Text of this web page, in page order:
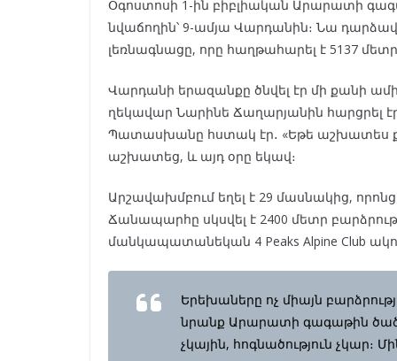
Օգոստոսի 1-ին բիբլիական Արարատի
նվաճողին՝ 9-ամյա Վարդանին։ Նա
լեռնագնացը, որը հաղթահարել է 5137 մետր
Վարդանի երազանքը ծնվել էր մի քանի
ղեկավար Նարինե Ճաղարյանին հարցրել
Պատասխանը հստակ էր․ «Եթե աշխատես
աշխատեց, և այդ օրը եկավ։
Արշավախմբում եղել է 29 մասնակից,
Ճանապարհը սկսվել է 2400 մետր
մանկապատանեկան 4 Peaks Alpine Club
Երեխաները ոչ միայն
նրանք Արարատի գագաթին
չկային, հոգնածություն չկար։